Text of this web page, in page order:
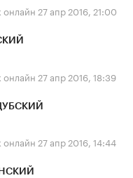
онлайн 27 апр 2016, 21:00
онлайн 27 апр 2016, 18:39
онлайн 27 апр 2016, 14:44